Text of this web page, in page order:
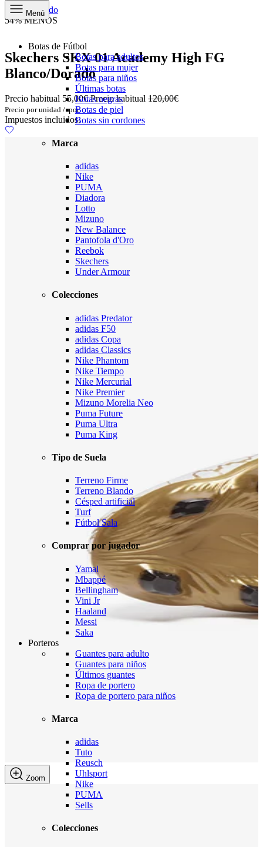
Ir al contenido
Menú
Botas de Fútbol
Botas para adultos
Botas para mujer
Botas para niños
Últimas botas
Botas negras
Botas de piel
Botas sin cordones
Marca
adidas
Nike
PUMA
Diadora
Lotto
Mizuno
New Balance
Pantofola d'Oro
Reebok
Skechers
Under Armour
Colecciones
adidas Predator
adidas F50
adidas Copa
adidas Classics
Nike Phantom
Nike Tiempo
Nike Mercurial
Nike Premier
Mizuno Morelia Neo
Puma Future
Puma Ultra
Puma King
Tipo de Suela
Terreno Firme
Terreno Blando
Césped artificial
Turf
Fútbol Sala
Comprar por jugador
Yamal
Mbappé
Bellingham
Vini Jr
Haaland
Messi
Saka
Porteros
Guantes para adulto
Guantes para niños
Últimos guantes
Ropa de portero
Ropa de portero para niños
Marca
adidas
Tuto
Reusch
Uhlsport
Nike
PUMA
Sells
Colecciones
54% MENOS
Skechers SKX 01 Academy High FG
Blanco/Dorado
Precio habitual 55,00€Precio habitual 120,00€
Precio por unidad / por
Impuestos incluidos.
Zoom